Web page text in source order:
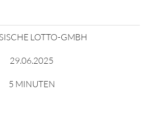
LOTTO-GMBH
29.06.2025
5 MINUTEN